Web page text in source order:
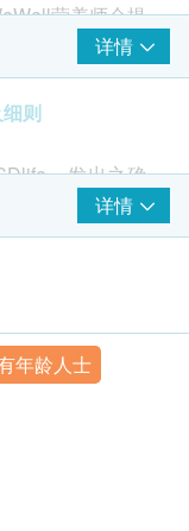
营养师会提
实践和最贴身的
惯，来达到你的
症的机会。
『健康及营养
脂、肌肉量、
病历背景。
个人化饮食辅
详情
则
」发出之确
2个工作天内向
/ 体检者发出体
的指示，于体
出的资料致电指
时间。
存。
须于6个月内
详情
号永安集团大厦
年龄人士